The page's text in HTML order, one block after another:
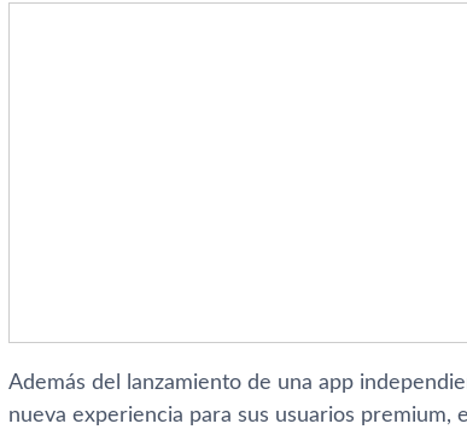
Además del lanzamiento de una app
nueva experiencia para sus usuarios premium,